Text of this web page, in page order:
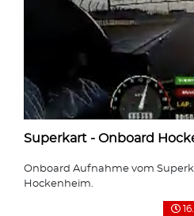
Superkart - Onboard
Onboard Aufnahme vom
Hockenheim.